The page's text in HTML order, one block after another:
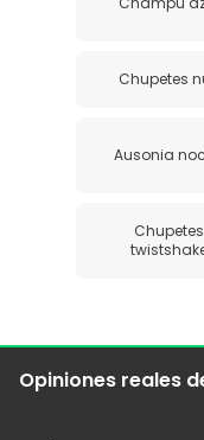
Chupetes
Ausonia
Chupetes
Opiniones reales